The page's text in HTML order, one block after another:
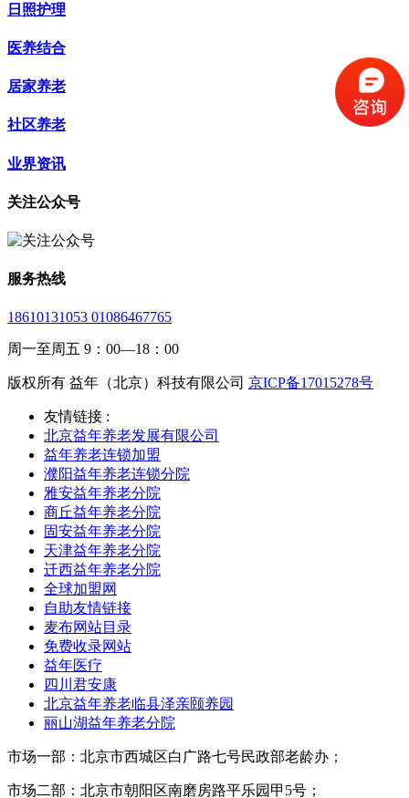
日照护理
医养结合
居家养老
社区养老
业界资讯
关注公众号
服务热线
18610131053 01086467765
周一至周五 9：00—18：00
版权所有 益年（北京）科技有限公司 京ICP备17015278号
友情链接 :
北京益年养老发展有限公司
益年养老连锁加盟
濮阳益年养老连锁分院
雅安益年养老分院
商丘益年养老分院
固安益年养老分院
天津益年养老分院
迁西益年养老分院
全球加盟网
自助友情链接
麦布网站目录
免费收录网站
益年医疗
四川君安康
北京益年养老临县泽亲颐养园
丽山湖益年养老分院
市场一部：北京市西城区白广路七号民政部老龄办；
市场二部：北京市朝阳区南磨房路平乐园甲5号；